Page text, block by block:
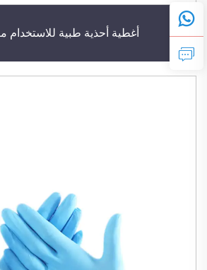
أغطية أحذية طبية للاستخدام